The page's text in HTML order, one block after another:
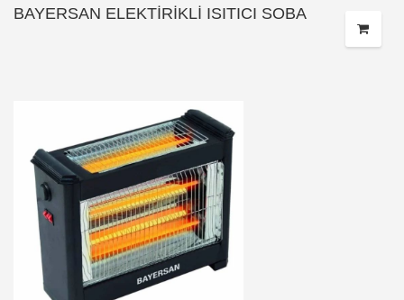
BAYERSAN ELEKTİRİKLİ ISITICI SOBA